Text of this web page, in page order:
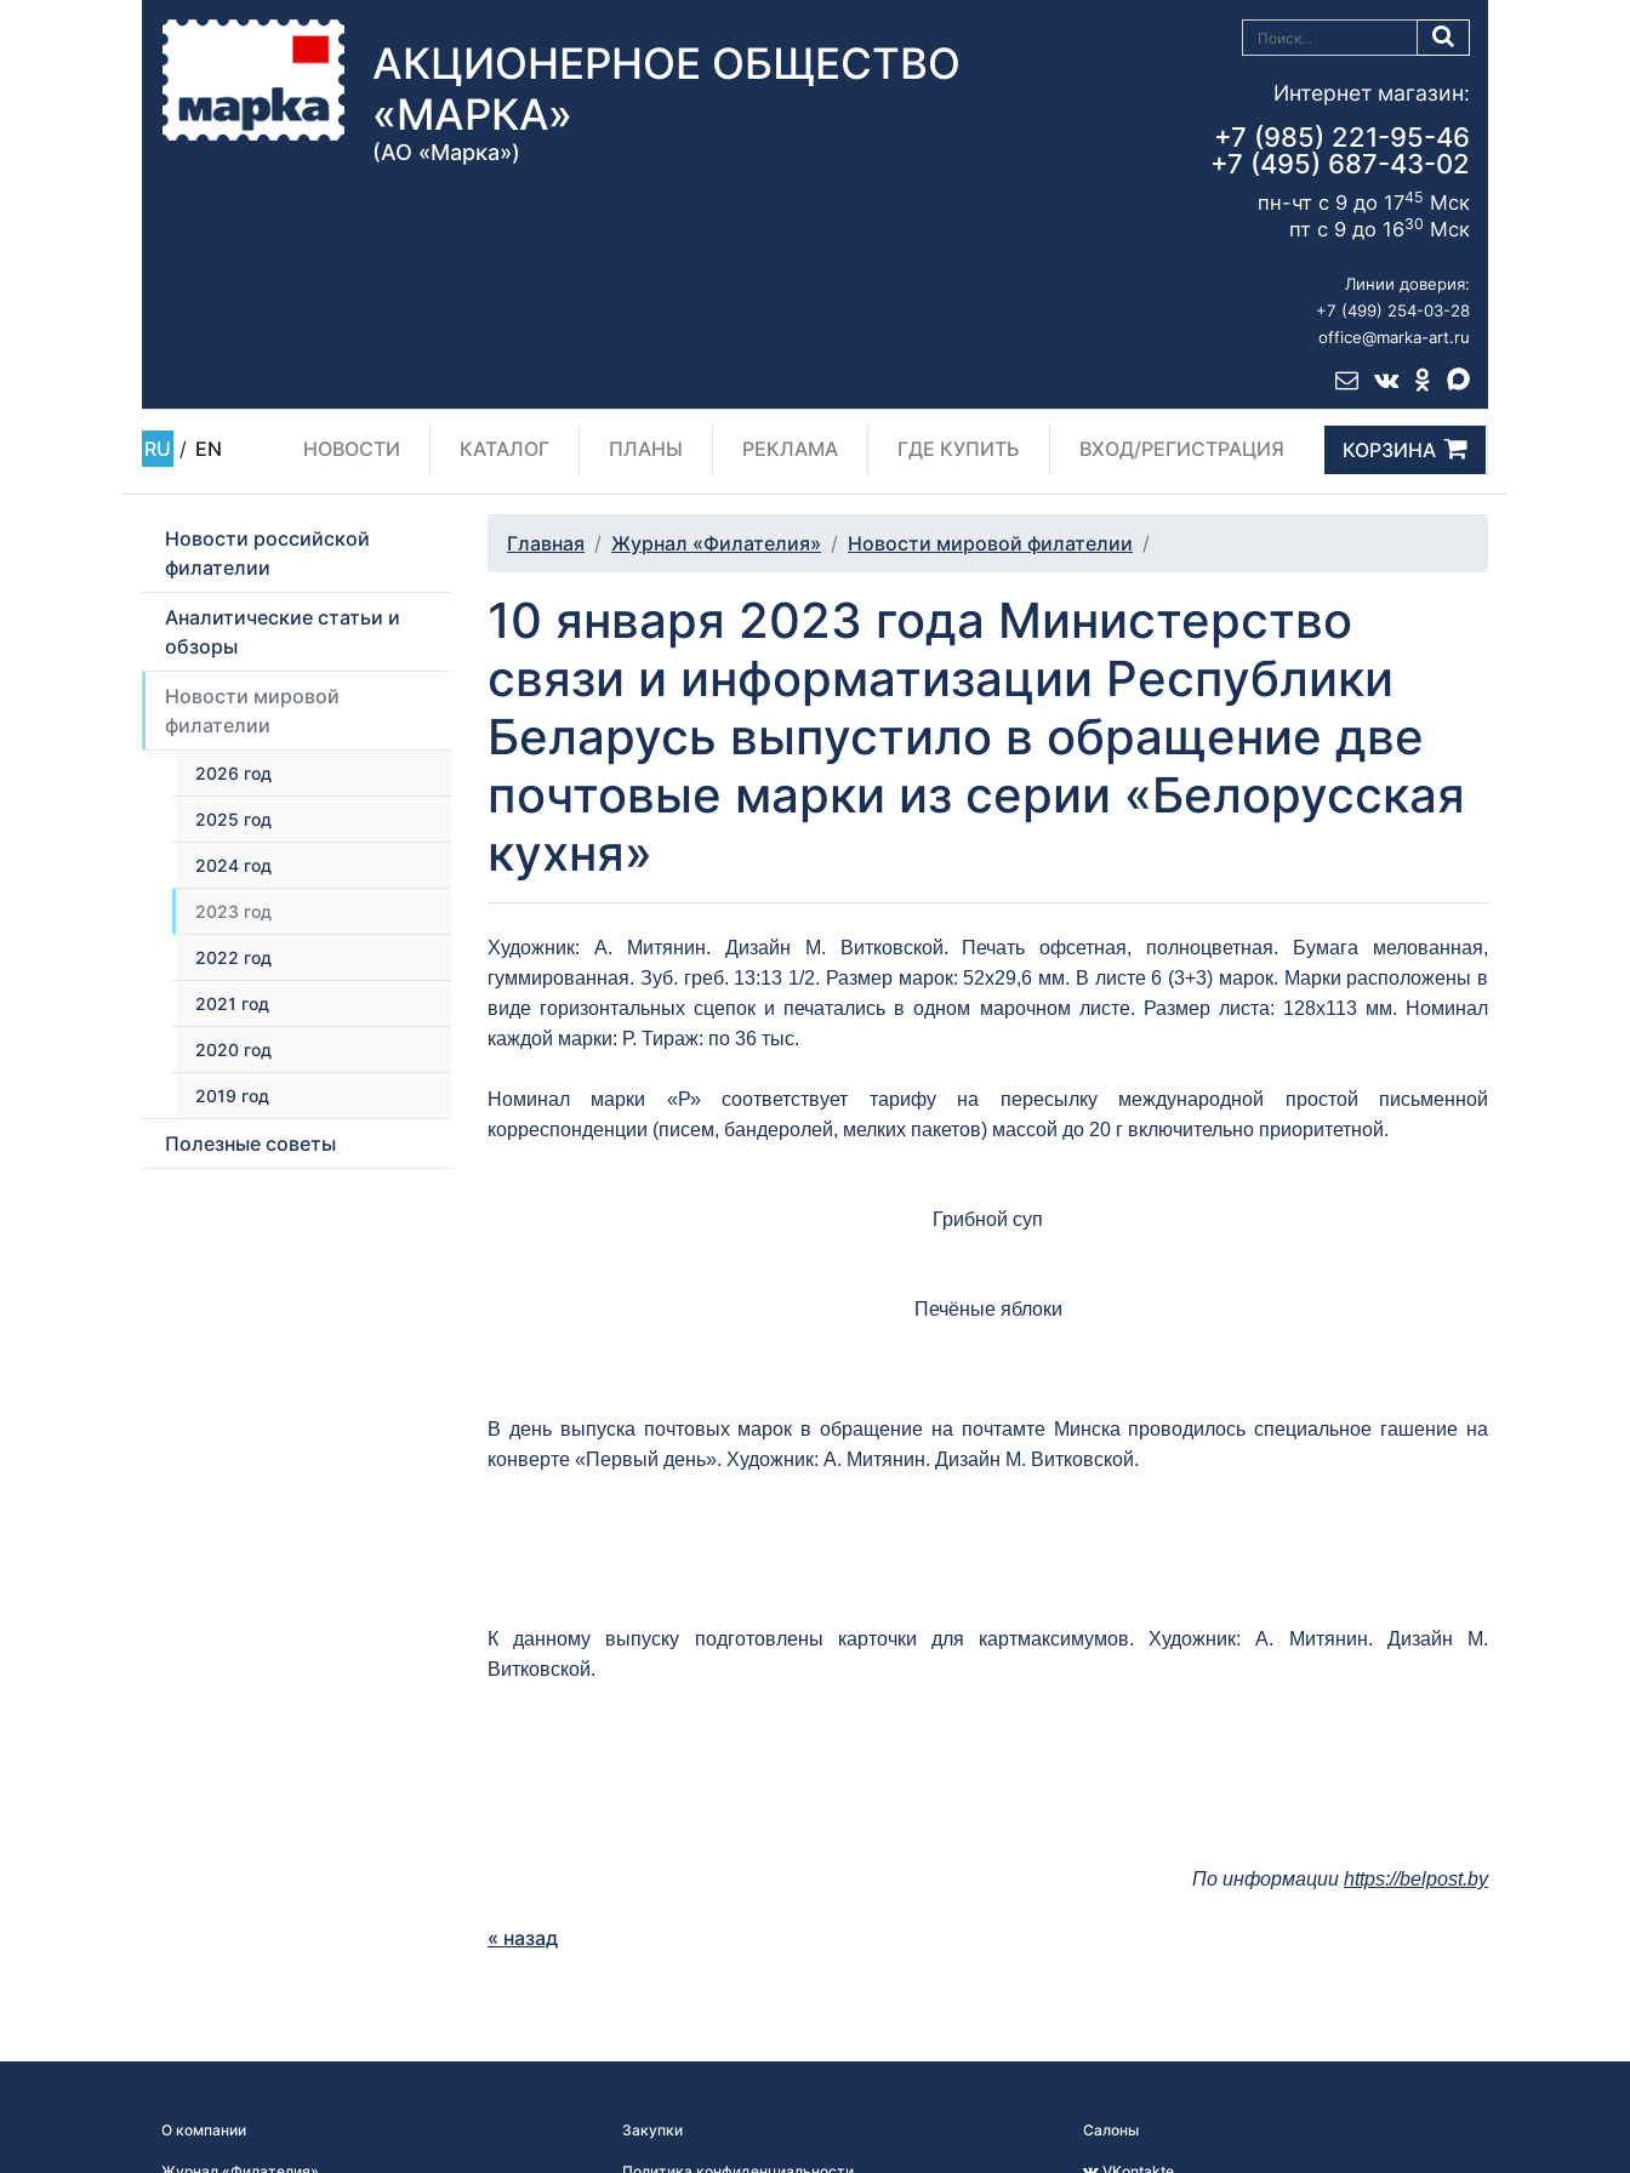
АКЦИОНЕРНОЕ ОБЩЕСТВО
«МАРКА»
(АО «Марка»)
Интернет магазин:
+7 (985) 221-95-46
+7 (495) 687-43-02
пн-чт с 9 до 1745 Мск
пт с 9 до 1630 Мск
Линии доверия:
+7 (499) 254-03-28
office@marka-art.ru
RU / EN НОВОСТИ КАТАЛОГ ПЛАНЫ РЕКЛАМА ГДЕ КУПИТЬ ВХОД/РЕГИСТРАЦИЯ КОРЗИНА
Новости российской
филателии
Аналитические статьи и
обзоры
Новости мировой
филателии
2026 год
2025 год
2024 год
2023 год
2022 год
2021 год
2020 год
2019 год
Полезные советы
Главная Журнал «Филателия» Новости мировой филателии
10 января 2023 года Министерство
связи и информатизации Республики
Беларусь выпустило в обращение две
почтовые марки из серии «Белорусская
кухня»
Художник: А. Митянин. Дизайн М. Витковской. Печать офсетная, полноцветная. Бумага мелованная,
гуммированная. Зуб. греб. 13:13 1/2. Размер марок: 52х29,6 мм. В листе 6 (3+3) марок. Марки расположены в
виде горизонтальных сцепок и печатались в одном марочном листе. Размер листа: 128х113 мм. Номинал
каждой марки: Р. Тираж: по 36 тыс.
Номинал марки «Р» соответствует тарифу на пересылку международной простой письменной
корреспонденции (писем, бандеролей, мелких пакетов) массой до 20 г включительно приоритетной.
Грибной суп
Печёные яблоки
В день выпуска почтовых марок в обращение на почтамте Минска проводилось специальное гашение на
конверте «Первый день». Художник: А. Митянин. Дизайн М. Витковской.
К данному выпуску подготовлены карточки для картмаксимумов. Художник: А. Митянин. Дизайн М.
Витковской.
По информации https://belpost.by
« назад
О компании Закупки Салоны